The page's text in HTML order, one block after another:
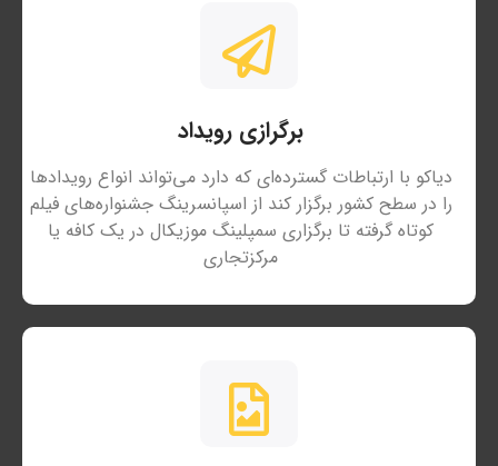
برگرازی رویداد
دیاکو با ارتباطات گسترده‌ای که دارد می‌تواند انواع رویدادها
را در سطح کشور برگزار کند از اسپانسرینگ جشنواره‌های فیلم
کوتاه گرفته تا برگزاری سمپلینگ موزیکال در یک کافه یا
مرکزتجاری